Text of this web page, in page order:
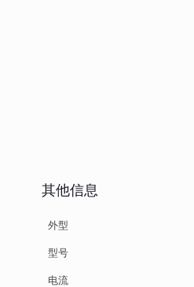
其他信息
外型
型号
电流